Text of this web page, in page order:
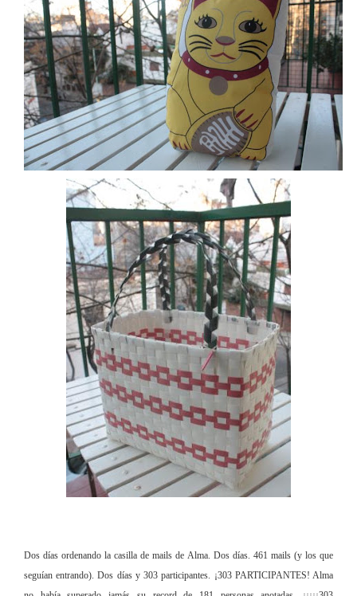
Dos días ordenando la casilla de mails de Alma. Dos días. 461 mails (y los que
seguían entrando). Dos días y 303 participantes. ¡303 PARTICIPANTES! Alma